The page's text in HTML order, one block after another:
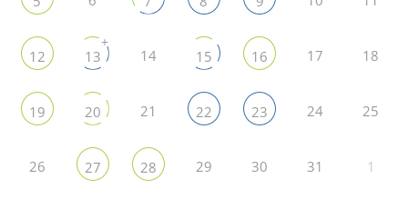
12 13
+
14 15 16 17 18
19 20 21 22 23 24 25
26 27 28 29 30 31 1